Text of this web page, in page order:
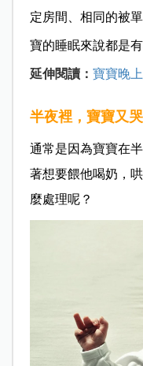
定房間、相同的被
寶的睡眠來說都是有
延伸閱讀： 寶寶晚
半夜裡，寶寶又
通常是因為寶寶在
著想要餵他喝奶，
麼處理呢？